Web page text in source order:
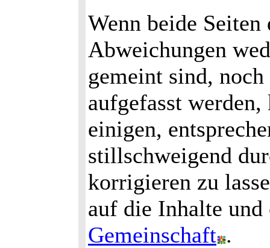
Wenn beide
Abweichungen
gemeint sind,
aufgefasst
einigen,
stillschweigend
korrigieren zu
auf die Inhalte
Gemeinschaft .